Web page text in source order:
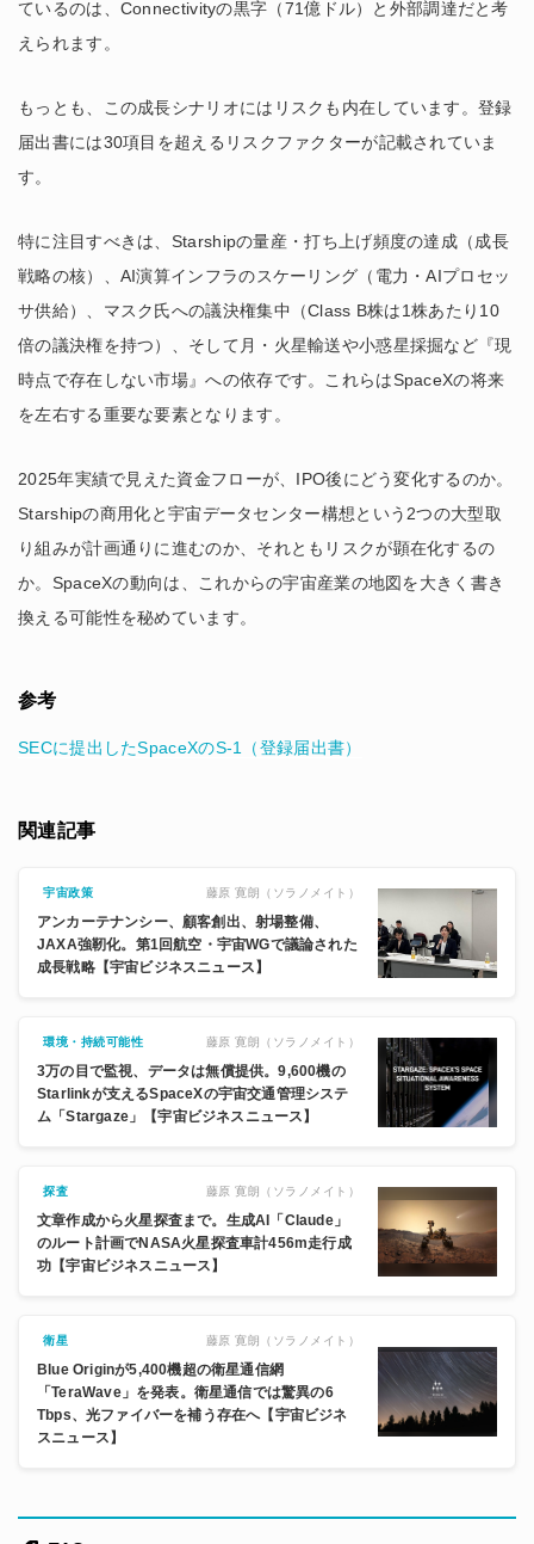
ているのは、Connectivityの黒字（71億ドル）と外部調達だと考
えられます。
もっとも、この成長シナリオにはリスクも内在しています。登録
届出書には30項目を超えるリスクファクターが記載されていま
す。
特に注目すべきは、Starshipの量産・打ち上げ頻度の達成（成長
戦略の核）、AI演算インフラのスケーリング（電力・AIプロセッ
サ供給）、マスク氏への議決権集中（Class B株は1株あたり10
倍の議決権を持つ）、そして月・火星輸送や小惑星採掘など『現
時点で存在しない市場』への依存です。これらはSpaceXの将来
を左右する重要な要素となります。
2025年実績で見えた資金フローが、IPO後にどう変化するのか。
Starshipの商用化と宇宙データセンター構想という2つの大型取
り組みが計画通りに進むのか、それともリスクが顕在化するの
か。SpaceXの動向は、これからの宇宙産業の地図を大きく書き
換える可能性を秘めています。
参考
SECに提出したSpaceXのS-1（登録届出書）
関連記事
宇宙政策 藤原 寛朗（ソラノメイト）
アンカーテナンシー、顧客創出、射場整備、
JAXA強靭化。第1回航空・宇宙WGで議論された
成長戦略【宇宙ビジネスニュース】
環境・持続可能性 藤原 寛朗（ソラノメイト）
3万の目で監視、データは無償提供。9,600機の
Starlinkが支えるSpaceXの宇宙交通管理システ
ム「Stargaze」【宇宙ビジネスニュース】
探査 藤原 寛朗（ソラノメイト）
文章作成から火星探査まで。生成AI「Claude」
のルート計画でNASA火星探査車計456m走行成
功【宇宙ビジネスニュース】
衛星 藤原 寛朗（ソラノメイト）
Blue Originが5,400機超の衛星通信網
「TeraWave」を発表。衛星通信では驚異の6
Tbps、光ファイバーを補う存在へ【宇宙ビジネ
スニュース】